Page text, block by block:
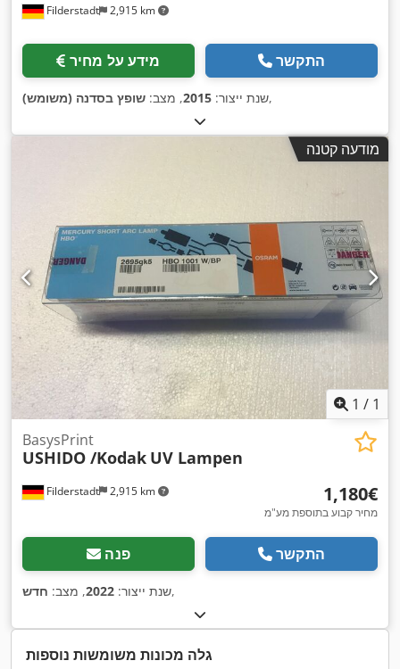
Filderstadt 2,915 km
מידע על מחיר התקשר
שנת ייצור: 2015, מצב: שופץ בסדנה (משומש) ,
מודעה קטנה
1 / 1
Filderstadt 2,915 km
BasysPrint
USHIDO /Kodak UV Lampen
‏1,180 ‏€
מחיר קבוע בתוספת מע"מ
פנה התקשר
שנת ייצור: 2022, מצב: חדש ,
גלה מכונות משומשות נוספות